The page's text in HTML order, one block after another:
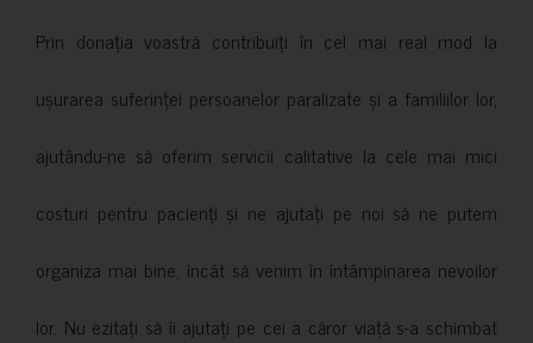
Prin donația voastră contribuiți în cel mai real mod la
ușurarea suferinței persoanelor paralizate și a familiilor lor,
ajutându-ne să oferim servicii calitative la cele mai mici
costuri pentru pacienți și ne ajutați pe noi să ne putem
organiza mai bine, încât să venim în întâmpinarea nevoilor
lor. Nu ezitați să îi ajutați pe cei a căror viață s-a schimbat